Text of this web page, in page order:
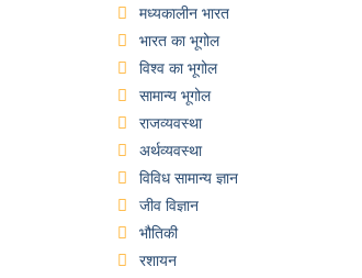
मध्यकालीन भारत
भारत का भूगोल
विश्व का भूगोल
सामान्य भूगोल
राजव्यवस्था
अर्थव्यवस्था
विविध सामान्य ज्ञान
जीव विज्ञान
भौतिकी
रशायन